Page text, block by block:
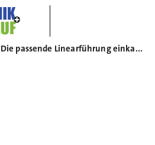
Die passende Linearführung einkaufen